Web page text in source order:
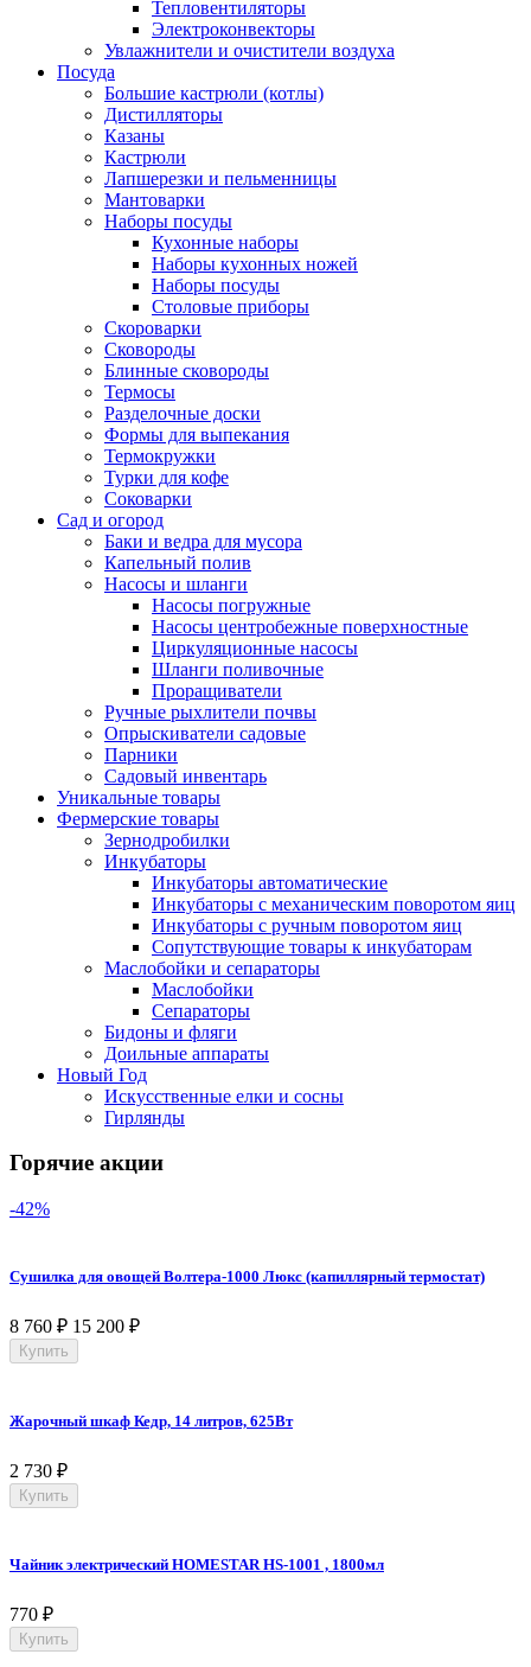
Тепловентиляторы
Электроконвекторы
Увлажнители и очистители воздуха
Посуда
Большие кастрюли (котлы)
Дистилляторы
Казаны
Кастрюли
Лапшерезки и пельменницы
Мантоварки
Наборы посуды
Кухонные наборы
Наборы кухонных ножей
Наборы посуды
Столовые приборы
Скороварки
Сковороды
Блинные сковороды
Термосы
Разделочные доски
Формы для выпекания
Термокружки
Турки для кофе
Соковарки
Сад и огород
Баки и ведра для мусора
Капельный полив
Насосы и шланги
Насосы погружные
Насосы центробежные поверхностные
Циркуляционные насосы
Шланги поливочные
Проращиватели
Ручные рыхлители почвы
Опрыскиватели садовые
Парники
Садовый инвентарь
Уникальные товары
Фермерские товары
Зернодробилки
Инкубаторы
Инкубаторы автоматические
Инкубаторы с механическим поворотом яиц
Инкубаторы с ручным поворотом яиц
Сопутствующие товары к инкубаторам
Маслобойки и сепараторы
Маслобойки
Сепараторы
Бидоны и фляги
Доильные аппараты
Новый Год
Искусственные елки и сосны
Гирлянды
Горячие акции
-42%
Сушилка для овощей Волтера-1000 Люкс (капиллярный термостат)
8 760 ₽ 15 200 ₽
Купить
Жарочный шкаф Кедр, 14 литров, 625Вт
2 730 ₽
Купить
Чайник электрический HOMESTAR HS-1001 , 1800мл
770 ₽
Купить